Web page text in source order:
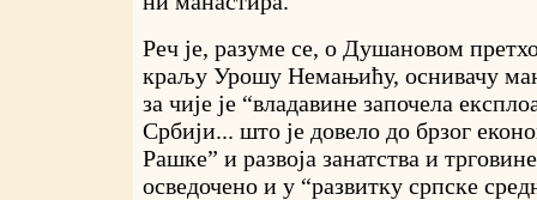
Реч је, разуме се, о Душановом
краљу Урошу Немањићу, оснивачу
за чије је “владавине започела
Србији... што је довело до брзог
Рашке” и развоја занатства и
осведочено и у “развитку српске